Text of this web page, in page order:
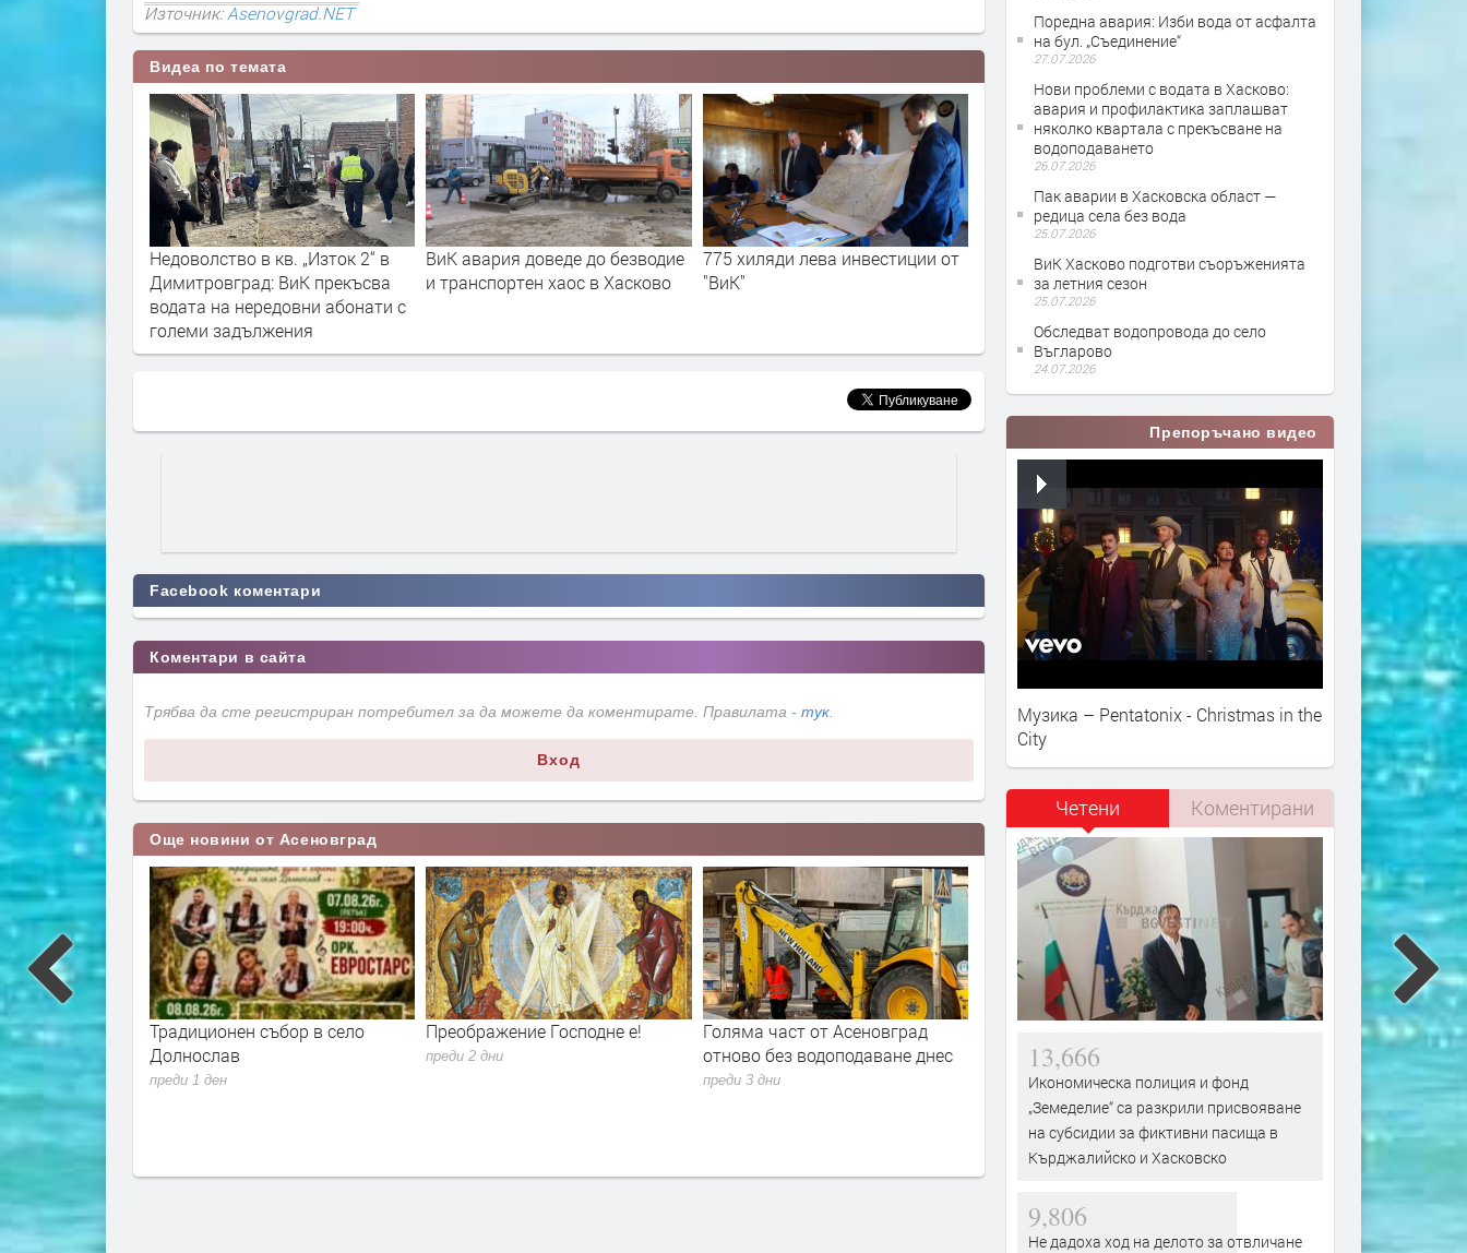
Източник:Asenovgrad.NET
Видеа по темата
ВиК прекъсва
абонати с
ВиК авария доведе до безводие
и транспортен хаос в Хасково
775 хиляди лева инвестиции от
"ВиК"
Със съдия-изпълнител "ВиК" ще
си събира дълговете
Безводие цари в село Гледка
вече месец
Жителите на
Facebook коментари
Коментари в сайта
Трябва да сте регистриран потребител за да можете да коментирате. Правилата - тук.
Вход
Още новини от Асеновград
събор в село
Преображение Господне е!
преди 2 дни
Голяма част от Асеновград
отново без водоподаване днес
60-годишен мъж загина при
пожар в Тополово
преди 4 дни
указания на община
Асеновград да въведе засилени
противопожарни мерки заради
горещините
преди 5 дни
Поетапно
опасни дървета в
Поредна авария: Изби вода от асфалта
на бул. „Съединение“
27.07.2026
Нови проблеми с водата в Хасково:
авария и профилактика заплашват
няколко квартала с прекъсване на
водоподаването
26.07.2026
Пак аварии в Хасковска област —
редица села без вода
25.07.2026
ВиК Хасково подготви съоръженията
за летния сезон
25.07.2026
Обследват водопровода до село
Въгларово
24.07.2026
Препоръчано видео
Музика – Pentatonix - Christmas in the
City
Четени Коментирани
13,666
Икономическа полиция и фонд
„Земеделие“ са разкрили присвояване
на субсидии за фиктивни пасища в
Кърджалийско и Хасковско
9,806
Не дадоха ход на делото за отвличане